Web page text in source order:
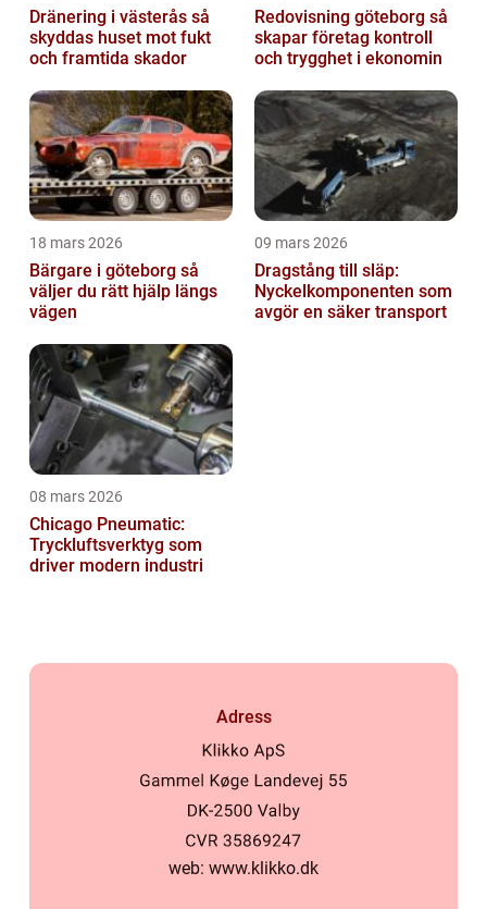
Dränering i västerås så
skyddas huset mot fukt
och framtida skador
Redovisning göteborg så
skapar företag kontroll
och trygghet i ekonomin
18 mars 2026
Bärgare i göteborg så
väljer du rätt hjälp längs
vägen
09 mars 2026
Dragstång till släp:
Nyckelkomponenten som
avgör en säker transport
08 mars 2026
Chicago Pneumatic:
Tryckluftsverktyg som
driver modern industri
Adress
web: www.klikko.dk